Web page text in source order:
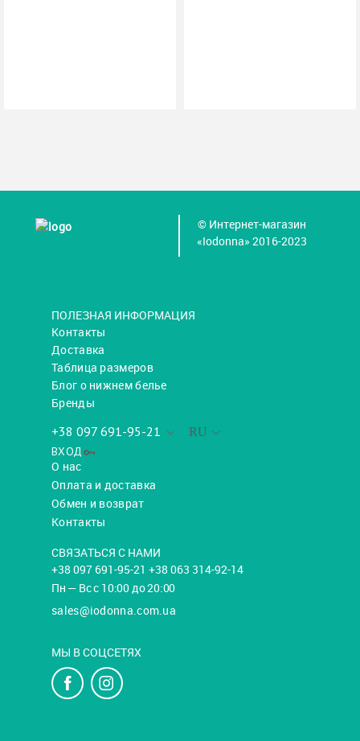
© Интернет-магазин
«Iodonna» 2016-2023
ПОЛЕЗНАЯ ИНФОРМАЦИЯ
Контакты
Доставка
Таблица размеров
Блог о нижнем белье
Бренды
RU
+38 097 691-95-21
ВХОД
О нас
Оплата и доставка
Обмен и возврат
Контакты
СВЯЗАТЬСЯ С НАМИ
+38 097 691-95-21 +38 063 314-92-14
Пн — Вс с 10:00 до 20:00
sales@iodonna.com.ua
МЫ В СОЦСЕТЯХ